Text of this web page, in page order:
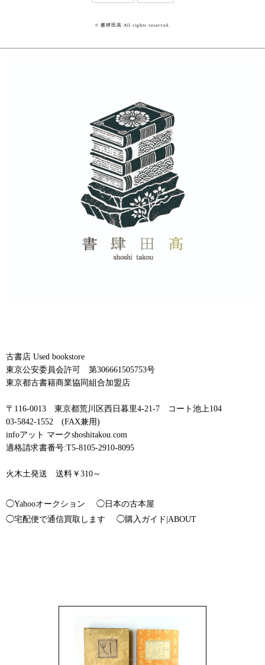
© 書肆田高 All rights reserved.
古書店 Used bookstore
東京公安委員会許可 第306661505753号
東京都古書籍商業協同組合加盟店
〒116-0013 東京都荒川区西日暮里4-21-7 コート池上104
03-5842-1552 (FAX兼用)
infoアット マークshoshitakou.com
適格請求書番号:T5-8105-2910-8095
火木土発送 送料￥310～
◯Yahooオークション
◯日本の古本屋
◯宅配便で通信買取します
◯購入ガイド|ABOUT